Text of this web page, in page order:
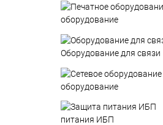
оборудование
Оборудование для связи
оборудование
питания ИБП